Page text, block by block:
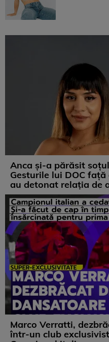
Anca și-a părăsit
Gesturile lui DOC
au detonat relația de
Marco Verratti,
într-un club